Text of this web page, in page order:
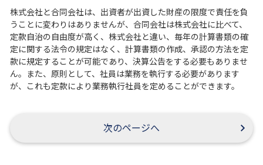
株式会社と合同会社は、出資者が出資した財産の限度で責任を負
うことに変わりはありませんが、合同会社は株式会社に比べて、
定款自治の自由度が高く、株式会社と違い、毎年の計算書類の確
定に関する法令の規定はなく、計算書類の作成、承認の方法を定
款に規定することが可能であり、決算公告をする必要もありませ
ん。また、原則として、社員は業務を執行する必要があります
が、これも定款により業務執行社員を定めることができます。
次のページへ